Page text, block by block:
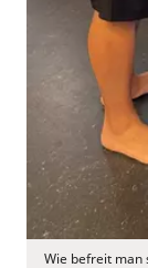
Wie befreit man